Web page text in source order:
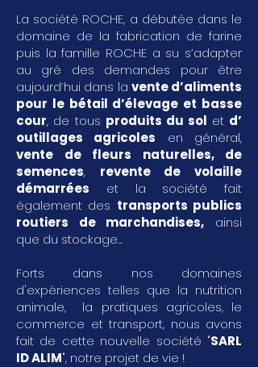
La société ROCHE, a débutée dans le
domaine de la fabrication de farine
puis la famille ROCHE a su s’adapter
au gré des demandes pour être
aujourd’hui dans la vente d’aliments
pour le bétail d’élevage et basse
cour, de tous produits du sol et d’
outillages agricoles en général,
vente de fleurs naturelles, de
semences, revente de volaille
démarrées et la société fait
également des transports publics
routiers de marchandises, ainsi
que du stockage...
Forts dans nos domaines
d'expériences telles que la nutrition
animale, la pratiques agricoles, le
commerce et transport, nous avons
fait de cette nouvelle société "SARL
ID ALIM", notre projet de vie !